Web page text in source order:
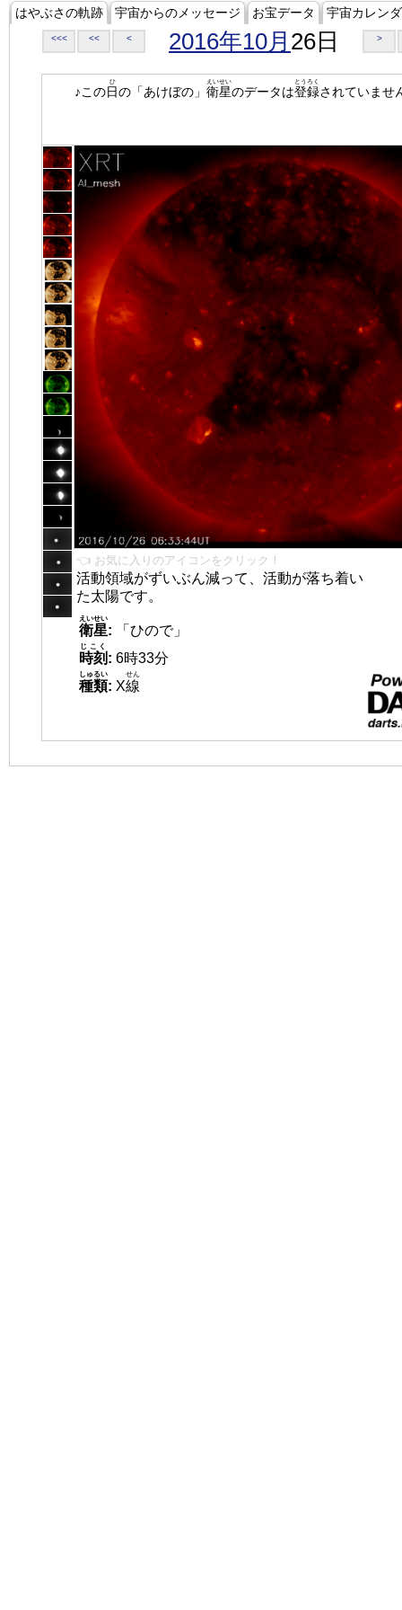
はやぶさの軌跡 宇宙からのメッセージ お宝データ 宇宙カレン
<<< << < 2016年10月 26日 >
♪この日
ひ
の「あけぼの」 衛星
えいせい
のデータは登録
とうろく
されていませ
👈 お気に入りのアイコンをクリック！
活動領域がずいぶん減って、活動が落ち着い
た太陽です。
衛星
えいせい
:
「ひので」
時刻
じこく
: 6時33分
種類
しゅるい
: X線
せん